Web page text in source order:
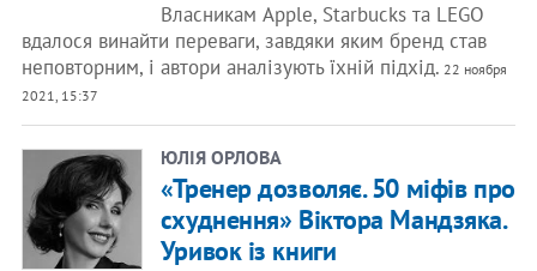
Власникам Apple, Starbucks та LEGO
вдалося винайти переваги, завдяки яким бренд став
неповторним, і автори аналізують їхній підхід. 22 ноября
2021, 15:37
ЮЛІЯ ОРЛОВА
«Тренер дозволяє. 50 мiфiв про
схуднення» Віктора Мандзяка.
Уривок із книги